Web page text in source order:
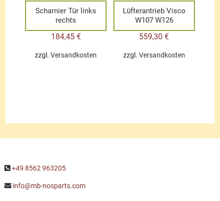
Scharnier Tür links
rechts
184,45 €
zzgl.Versandkosten
Lüfterantrieb Visco
W107 W126
559,30€
zzgl. Versandkosten
+49 8562 963205
info@mb-nosparts.com